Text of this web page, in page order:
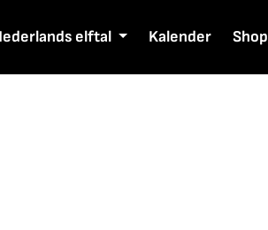
elftal Kalender Shop